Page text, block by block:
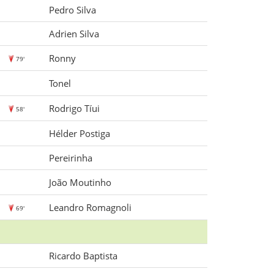
Pedro Silva
Adrien Silva
79' Ronny
Tonel
58' Rodrigo Tíui
Hélder Postiga
Pereirinha
João Moutinho
69'
Leandro Romagnoli
Ricardo Baptista